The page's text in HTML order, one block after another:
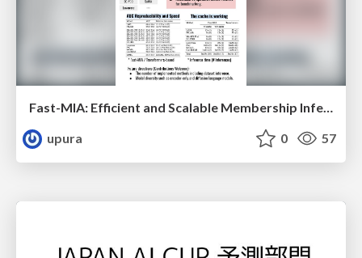
Fast-MIA: Efficient and Scalable Membership Inference for LLMs
upura
0 57